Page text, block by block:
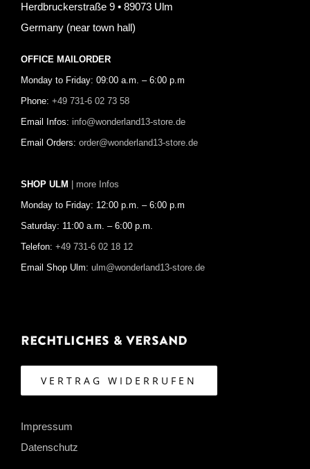
Herdbruckerstraße 9 • 89073 Ulm
Germany (near town hall)
OFFICE MAILORDER
Monday to Friday: 09:00 a.m. – 6:00 p.m
Phone: +49 731-6 02 73 58
Email Infos: info@wonderland13-store.de
Email Orders: order@wonderland13-store.de
SHOP ULM | more Infos
Monday to Friday: 12:00 p.m. – 6:00 p.m
Saturday: 11:00 a.m. – 6:00 p.m.
Telefon: +49 731-6 02 18 12
Email Shop Ulm: ulm@wonderland13-store.de
Rechtliches & Versand
VERTRAG WIDERRUFEN
Impressum
Datenschutz